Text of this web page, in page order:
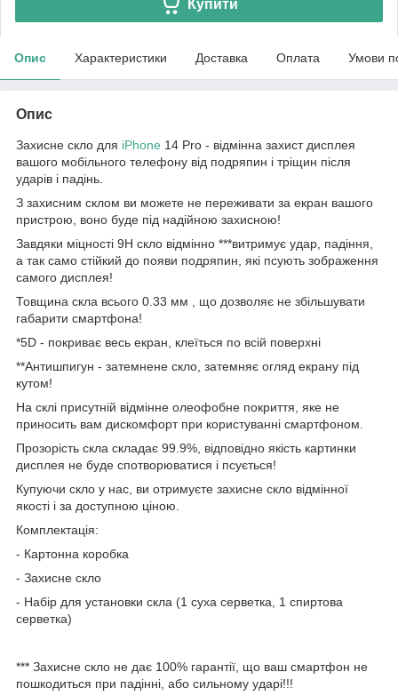
Купити
Опис Характеристики Доставка Оплата Умови
Опис
Захисне скло для iPhone 14 Pro - відмінна захист дисплея
вашого мобільного телефону від подряпин і тріщин після
ударів і падінь.
З захисним склом ви можете не переживати за екран вашого
пристрою, воно буде під надійною захисною!
Завдяки міцності 9Н скло відмінно ***витримує удар, падіння,
а так само стійкий до появи подряпин, які псують зображення
самого дисплея!
Товщина скла всього 0.33 мм , що дозволяє не збільшувати
габарити смартфона!
*5D - покриває весь екран, клеїться по всій поверхні
**Антишпигун - затемнене скло, затемняє огляд екрану під
кутом!
На склі присутній відмінне олеофобне покриття, яке не
приносить вам дискомфорт при користуванні смартфоном.
Прозорість скла складає 99.9%, відповідно якість картинки
дисплея не буде спотворюватися і псується!
Купуючи скло у нас, ви отримуєте захисне скло відмінної
якості і за доступною ціною.
Комплектація:
- Картонна коробка
- Захисне скло
- Набір для установки скла (1 суха серветка, 1 спиртова
серветка)
*** Захисне скло не дає 100% гарантії, що ваш смартфон не
пошкодиться при падінні, або сильному ударі!!!